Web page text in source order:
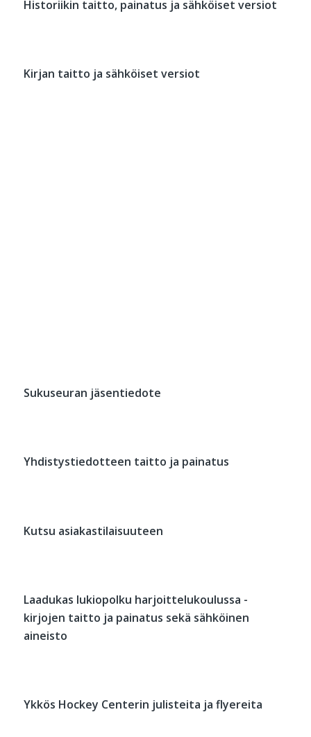
Historiikin taitto, painatus ja sähköiset versiot
Kirjan taitto ja sähköiset versiot
Sukuseuran jäsentiedote
Yhdistystiedotteen taitto ja painatus
Kutsu asiakastilaisuuteen
Laadukas lukiopolku harjoittelukoulussa -
kirjojen taitto ja painatus sekä sähköinen
aineisto
Ykkös Hockey Centerin julisteita ja flyereita